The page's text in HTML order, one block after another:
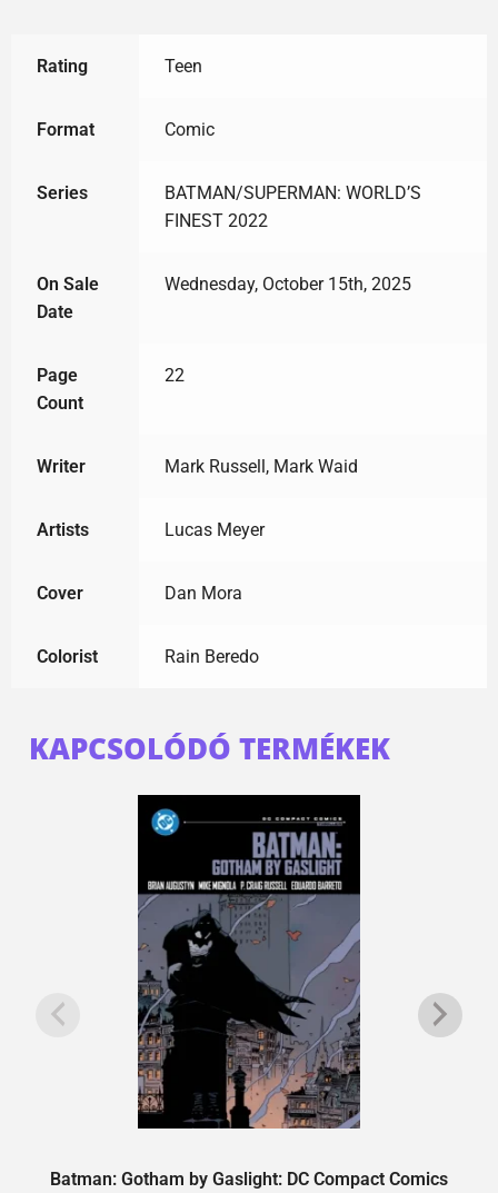
Rating Teen
Format Comic
Series
BATMAN/SUPERMAN: WORLD’S
FINEST 2022
On Sale
Date
Wednesday, October 15th, 2025
Page
Count
22
Writer Mark Russell, Mark Waid
Artists Lucas Meyer
Cover Dan Mora
Colorist Rain Beredo
KAPCSOLÓDÓ TERMÉKEK
Batman: Gotham by Gaslight: DC Compact Comics